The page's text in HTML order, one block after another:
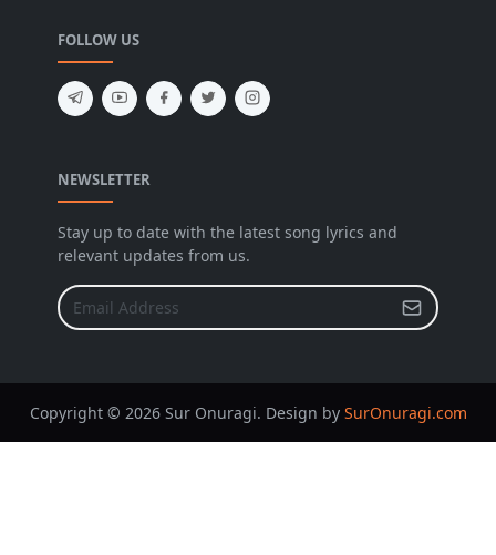
FOLLOW US
NEWSLETTER
Stay up to date with the latest song lyrics and
relevant updates from us.
Copyright © 2026 Sur Onuragi. Design by SurOnuragi.com